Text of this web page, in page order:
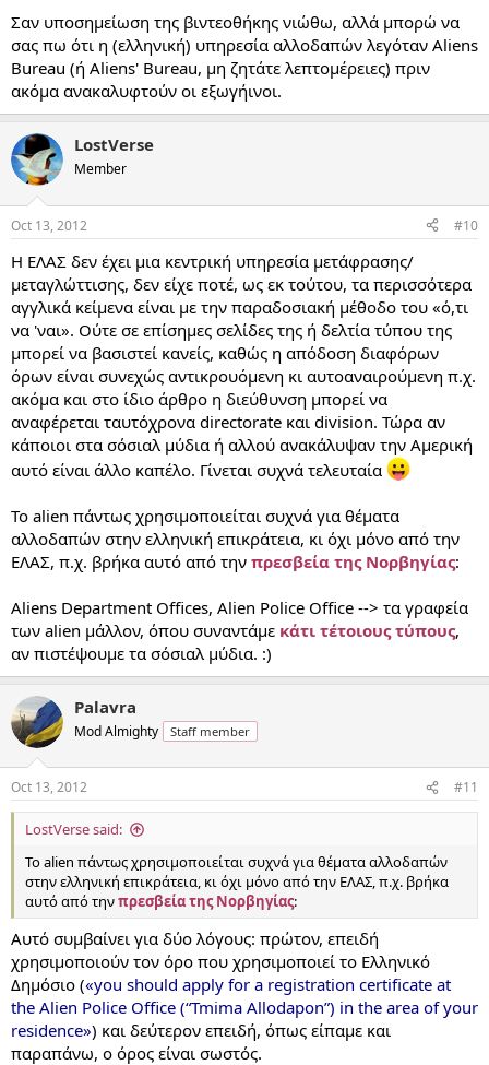
Σαν υποσημείωση της βιντεοθήκης νιώθω, αλλά μπορώ να
σας πω ότι η (ελληνική) υπηρεσία αλλοδαπών λεγόταν Aliens
Bureau (ή Aliens' Bureau, μη ζητάτε λεπτομέρειες) πριν
ακόμα ανακαλυφτούν οι εξωγήινοι.
LostVerse
Member
Oct 13, 2012 #10
Η ΕΛΑΣ δεν έχει μια κεντρική υπηρεσία μετάφρασης/
μεταγλώττισης, δεν είχε ποτέ, ως εκ τούτου, τα περισσότερα
αγγλικά κείμενα είναι με την παραδοσιακή μέθοδο του «ό,τι
να 'ναι». Ούτε σε επίσημες σελίδες της ή δελτία τύπου της
μπορεί να βασιστεί κανείς, καθώς η απόδοση διαφόρων
όρων είναι συνεχώς αντικρουόμενη κι αυτοαναιρούμενη π.χ.
ακόμα και στο ίδιο άρθρο η διεύθυνση μπορεί να
αναφέρεται ταυτόχρονα directorate και division. Τώρα αν
κάποιοι στα σόσιαλ μύδια ή αλλού ανακάλυψαν την Αμερική
αυτό είναι άλλο καπέλο. Γίνεται συχνά τελευταία
Το alien πάντως χρησιμοποιείται συχνά για θέματα
αλλοδαπών στην ελληνική επικράτεια, κι όχι μόνο από την
ΕΛΑΣ, π.χ. βρήκα αυτό από την πρεσβεία της Νορβηγίας:
Aliens Department Offices, Alien Police Office --> τα γραφεία
των alien μάλλον, όπου συναντάμε κάτι τέτοιους τύπους,
αν πιστέψουμε τα σόσιαλ μύδια. :)
Palavra
Mod Almighty Staff member
Oct 13, 2012 #11
LostVerse said:
Το alien πάντως χρησιμοποιείται συχνά για θέματα αλλοδαπών
στην ελληνική επικράτεια, κι όχι μόνο από την ΕΛΑΣ, π.χ. βρήκα
αυτό από τηνπρεσβεία της Νορβηγίας:
Αυτό συμβαίνει για δύο λόγους: πρώτον, επειδή
χρησιμοποιούν τον όρο που χρησιμοποιεί το Ελληνικό
Δημόσιο («you should apply for a registration certificate at
the Alien Police Office (“Tmima Allodapon”) in the area of your
residence») και δεύτερον επειδή, όπως είπαμε και
παραπάνω, ο όρος είναι σωστός.